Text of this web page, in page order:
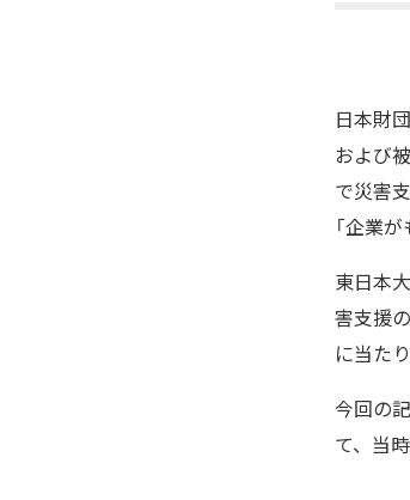
日本財
および
で災害
「企業
東日本
害支援
に当た
今回の
て、当